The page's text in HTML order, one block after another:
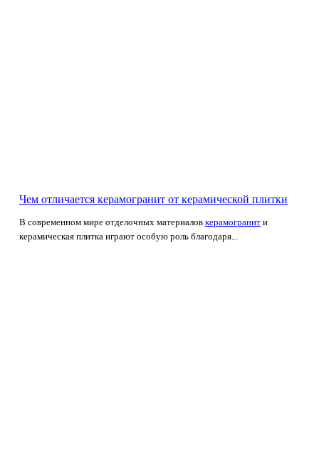
Чем отличается керамогранит от керамической плитки
В современном мире отделочных материалов керамогранит и
керамическая плитка играют особую роль благодаря...